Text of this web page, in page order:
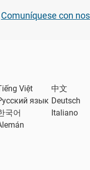
Comuníquese con
Việt
中文
язык Deutsch
국어
Italiano